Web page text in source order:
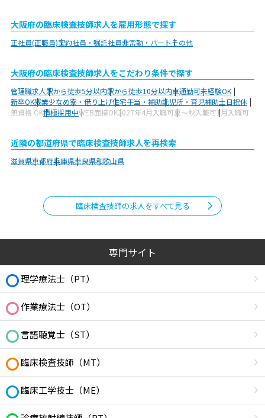
大阪府の臨床検査技師求人を雇用形態で探す
正社員(正職員)契約社員・嘱託社員非常勤・パートその他
大阪府の臨床検査技師求人をこだわり条件で探す
管理職求人駅から徒歩5分以内駅から徒歩10分以内車通勤可未経験OK
新卒OK残業少なめ寮・借り上げ住宅手当・補助託児所・育児補助土日祝休
無資格 OK積極採用中WEB面接OK2027年4月入職可夏～秋入職可1月入職可
近隣の都道府県で臨床検査技師求人を再検索
滋賀県京都府兵庫県奈良県和歌山県
臨床検査技師の求人をすべて見る
専門サイト
理学療法士（PT）
作業療法士（OT）
言語聴覚士（ST）
臨床検査技師（MT）
臨床工学技士（ME）